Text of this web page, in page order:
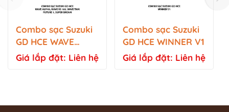
Combo sạc Suzuki
GD HCE WAVE
ALPHA,WAVE
RS100,FUTURE
Giá lắp đặt: Liên hệ
Combo sạc Suzuki
GD HCE WINNER V1
Giá lắp đặt: Liên hệ